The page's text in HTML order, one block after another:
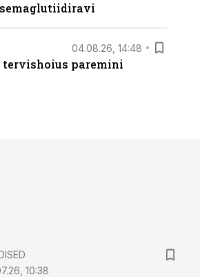
04.08.26, 14:48
tervishoius paremini
10:38